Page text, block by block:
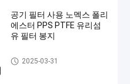
공기 필터 사용 노멕스 폴리
에스터 PPS PTFE 유리섬
유 필터 봉지
집진기 필터 백
2025-03-31